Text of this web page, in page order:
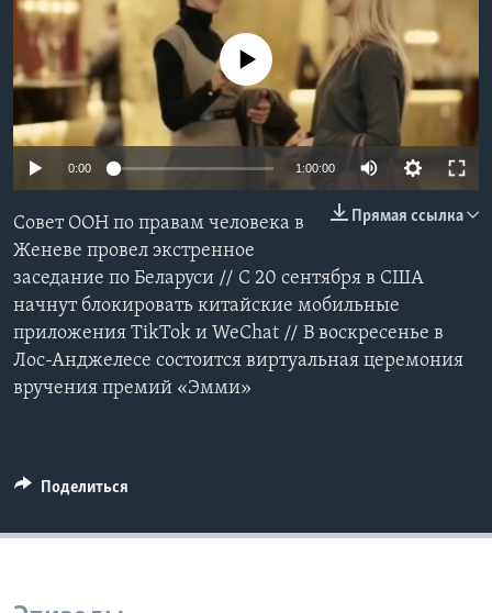
Learning English
СОЦИАЛЬНЫЕ СЕТИ
No media source currently available
0:00 1:00:00
Прямая ссылка
Совет ООН по правам человека в
Женеве провел экстренное
заседание по Беларуси // С 20 сентября в США
начнут блокировать китайские мобильные
приложения TikTok и WeChat // В воскресенье в
Лос-Анджелесе состоится виртуальная церемония
вручения премий «Эмми»
Поделиться